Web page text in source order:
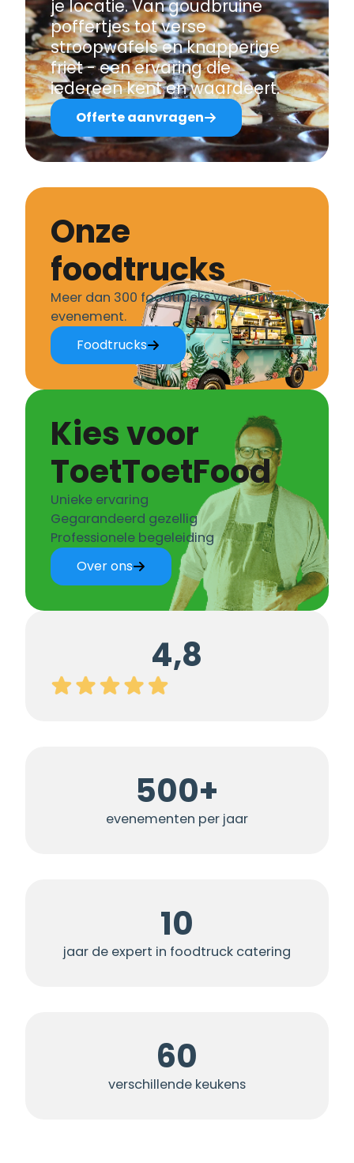
je locatie. Van goudbruine
poffertjes tot verse
stroopwafels en knapperige
friet - een ervaring die
iedereen kent en waardeert.
Offerte aanvragen
Onze
foodtrucks
Meer dan 300 foodtrucks voor jouw
evenement.
Foodtrucks
Kies voor
ToetToetFood
Unieke ervaring
Gegarandeerd gezellig
Professionele begeleiding
Over ons
4,8
500+
evenementen per jaar
10
jaar de expert in foodtruck catering
60
verschillende keukens